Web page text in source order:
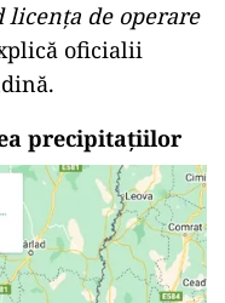
de operare
oficialii
precipitațiilor